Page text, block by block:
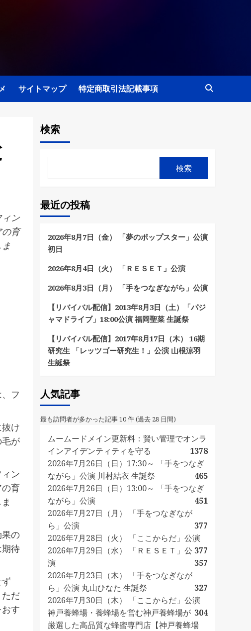
サイトマップ 特定商取引法記載事項
ン
育
フ
け
が
ン
育
の
待
だ
す
検索
検索
最近の投稿
2026年8月7日（金） 「夢のポップスター」公演
初日
2026年8月4日（火） 「ＲＥＳＥＴ」公演
2026年8月3日（月） 「手をつなぎながら」公演
【リバイバル配信】2013年8月3日（土）「パジ
ャマドライブ」18:00公演 福岡聖菜 生誕祭
【リバイバル配信】2017年8月17日（木） 16期
研究生 「レッツゴー研究生！」公演 山根涼羽
生誕祭
人気記事
最も訪問者が多かった記事 10 件 (過去 28 日間)
ムームードメイン更新料：賢い管理でオンラ
インアイデンティティを守る
1378
2026年7月26日（日）17:30～ 「手をつなぎ
ながら」公演 川村結衣 生誕祭
465
2026年7月26日（日）13:00～ 「手をつなぎ
ながら」公演
451
2026年7月27日（月） 「手をつなぎなが
ら」公演
377
2026年7月28日（火） 「ここからだ」公演
377
2026年7月29日（水） 「ＲＥＳＥＴ」公
演
357
2026年7月23日（木） 「手をつなぎなが
ら」公演 丸山ひなた 生誕祭
327
2026年7月30日（木） 「ここからだ」公演
304
神戸養蜂場・養蜂場を営む神戸養蜂場が
厳選した高品質な蜂蜜専門店【神戸養蜂場